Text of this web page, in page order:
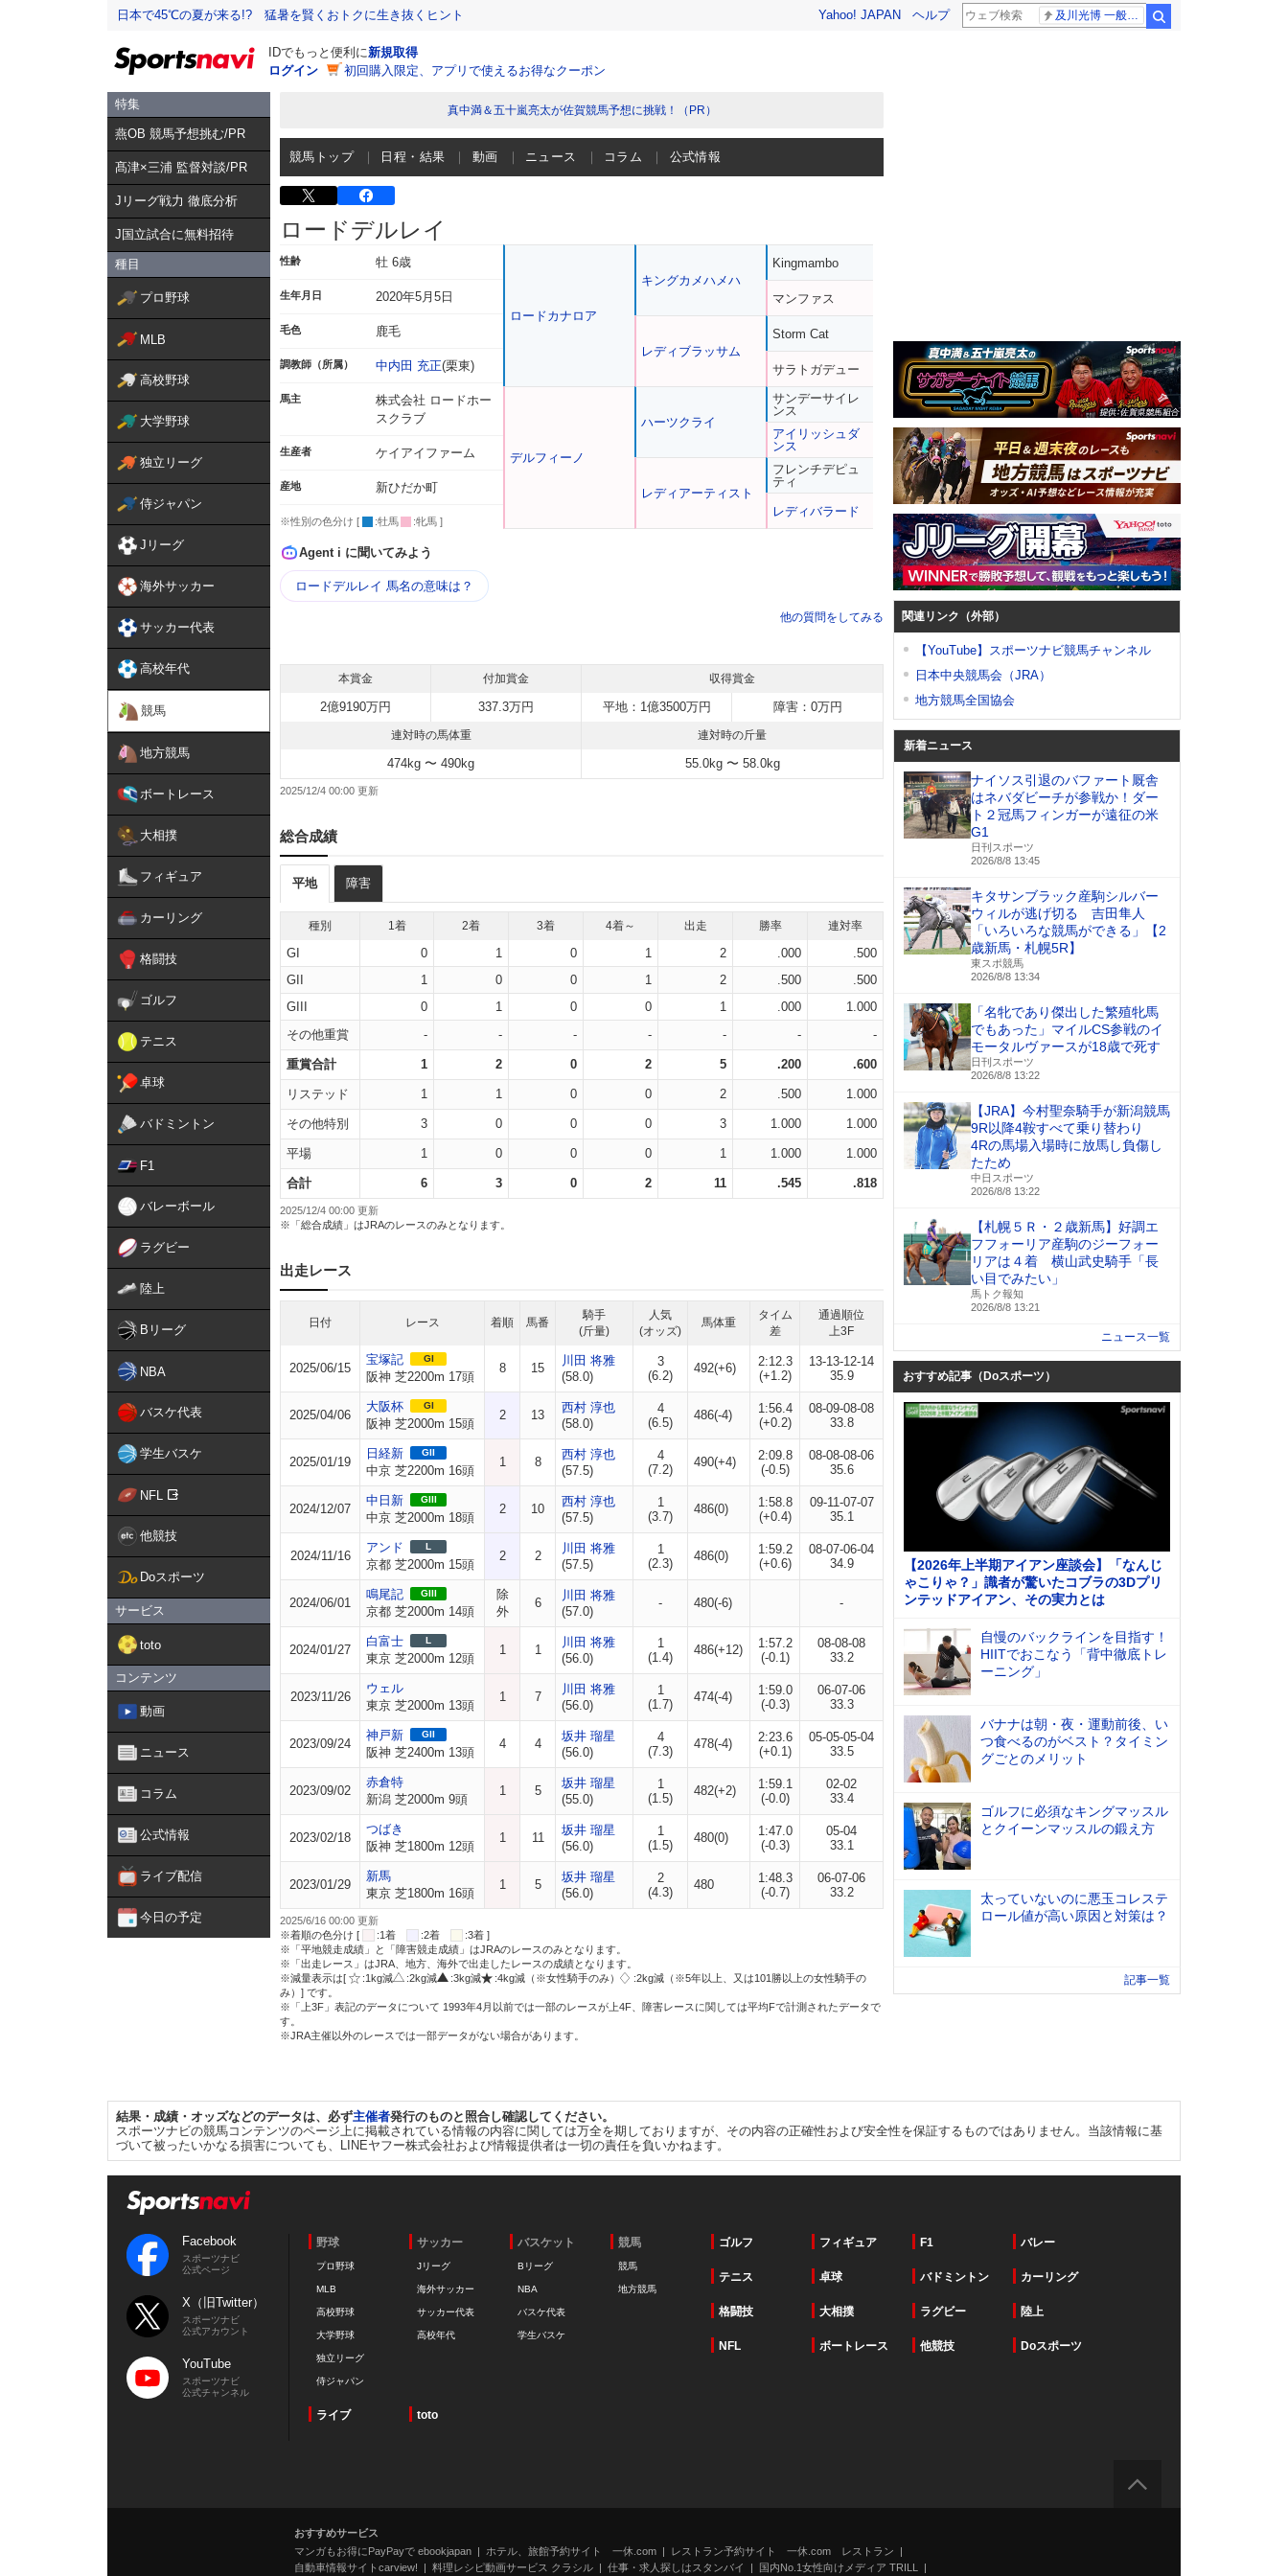
日本で45℃の夏が来る!? 猛暑を賢くおトクに生き抜くヒント Yahoo! JAPAN ヘルプ
IDでもっと便利に新規取得
ログイン
初回購入限定、アプリで使えるお得なクーポン
特集
燕OB 競馬予想挑む/PR
髙津×三浦 監督対談/PR
Jリーグ戦力 徹底分析
J国立試合に無料招待
種目
プロ野球
MLB
高校野球
大学野球
独立リーグ
侍ジャパン
Jリーグ
海外サッカー
サッカー代表
高校年代
競馬
地方競馬
ボートレース
大相撲
フィギュア
カーリング
格闘技
ゴルフ
テニス
卓球
バドミントン
F1
バレーボール
ラグビー
陸上
Bリーグ
NBA
バスケ代表
学生バスケ
NFL
他競技
Doスポーツ
サービス
toto
コンテンツ
動画
ニュース
コラム
公式情報
ライブ配信
今日の予定
真中満＆五十嵐亮太が佐賀競馬予想に挑戦！（PR）
競馬トップ 日程・結果 動画 ニュース コラム 公式情報
ロードデルレイ
性齢 牡 6歳
生年月日 2020年5月5日
毛色 鹿毛
調教師（所属） 中内田 充正(栗東)
馬主
株式会社 ロードホー
スクラブ
生産者 ケイアイファーム
産地 新ひだか町
※性別の色分け [ :牡馬 :牝馬 ]
ロードカナロア
デルフィーノ
キングカメハメハ
レディブラッサム
ハーツクライ
レディアーティスト
Kingmambo
マンファス
Storm Cat
サラトガデュー
サンデーサイレ
ンス
アイリッシュダ
ンス
フレンチデピュ
ティ
レディバラード
Agent i に聞いてみよう
ロードデルレイ 馬名の意味は？
他の質問をしてみる
本賞金 付加賞金 収得賞金
2億9190万円 337.3万円 平地：1億3500万円 障害：0万円
連対時の馬体重 連対時の斤量
474kg 〜 490kg 55.0kg 〜 58.0kg
2025/12/4 00:00
総合成績
平地 障害
種別 1着 2着 3着 4着～ 出走 勝率 連対率
GI 0 1 0 1 2 .000
.500
GII
1 0 0 1 2 .500
.500
GIII
0 1 0 0 1 .000
1.000
その他重賞
- - - - - - -
重賞合計 1 2 0 2 5 .200 .600
リステッド 1 1 0 0 2 .500 1.000
その他特別 3 0 0 0 3 1.000 1.000
平場 1 0 0 0 1 1.000 1.000
合計 6 3 0 2 11 .545 .818
2025/12/4 00:00 更新
※「総合成績」はJRAのレースのみとなります。
出走レース
日付 レース 着順 馬番
騎手
(斤量)
人気
(オッズ)
馬体重
タイム
差
通過順位
上3F
2025/06/15
宝塚記 GI
阪神 芝2200m 17頭
8 15
川田 将雅
(58.0)
3
(6.2)
492(+6)
2:12.3
(+1.2)
13-13-12-14
35.9
2025/04/06
大阪杯 GI
阪神 芝2000m 15頭
2 13
西村 淳也
(58.0)
4
(6.5)
486(-4)
1:56.4
(+0.2)
08-09-08-08
33.8
2025/01/19
日経新 GII
中京 芝2200m 16頭
1 8
西村 淳也
(57.5)
4
(7.2)
490(+4)
2:09.8
(-0.5)
08-08-08-06
35.6
2024/12/07
中日新 GIII
中京 芝2000m 18頭
2 10
西村 淳也
(57.5)
1
(3.7)
486(0)
1:58.8
(+0.4)
09-11-07-07
35.1
2024/11/16
アンド L
京都 芝2000m 15頭
2 2
川田 将雅
(57.5)
1
(2.3)
486(0)
1:59.2
(+0.6)
08-07-06-04
34.9
2024/06/01
鳴尾記 GIII
京都 芝2000m 14頭
除
外
6
川田 将雅
(57.0)
- 480(-6) -
2024/01/27
白富士 L
東京 芝2000m 12頭
1 1
川田 将雅
(56.0)
1
(1.4)
486(+12)
1:57.2
(-0.1)
08-08-08
33.2
2023/11/26
ウェル
東京 芝2000m 13頭
1 7
川田 将雅
(56.0)
1
(1.7)
474(-4)
1:59.0
(-0.3)
06-07-06
33.3
2023/09/24
神戸新 GII
阪神 芝2400m 13頭
4 4
坂井 瑠星
(56.0)
4
(7.3)
478(-4)
2:23.6
(+0.1)
05-05-05-04
33.5
2023/09/02
赤倉特
新潟 芝2000m 9頭
1 5
坂井 瑠星
(55.0)
1
(1.5)
482(+2)
1:59.1
(-0.0)
02-02
33.4
2023/02/18
つばき
阪神 芝1800m 12頭
1 11
坂井 瑠星
(56.0)
1
(1.5)
480(0)
1:47.0
(-0.3)
05-04
33.1
2023/01/29
新馬
東京 芝1800m 16頭
1 5
坂井 瑠星
(56.0)
2
(4.3)
480
1:48.3
(-0.7)
06-07-06
33.2
2025/6/16 00:00 更新
※着順の色分け [
:1着 :2着
:3着 ]
※「平地競走成績」と「障害競走成績」はJRAのレースのみとなります。
※「出走レース」はJRA、地方、海外で出走したレースの成績となります。
※減量表示は[
:1kg減 :2kg減 :3kg減 :4kg減（※女性騎手のみ）
:2kg減（※5年以上、又は101勝以上の女性騎手の
み）] です。
※「上3F」表記のデータについて 1993年4月以前では一部のレースが上4F、障害レースに関しては平均Fで計測されたデータで
す。
※JRA主催以外のレースでは一部データがない場合があります。
関連リンク（外部）
【YouTube】スポーツナビ競馬チャンネル
日本中央競馬会（JRA）
地方競馬全国協会
新着ニュース
ナイソス引退のバファート厩舎
はネバダビーチが参戦か！ダー
ト２冠馬フィンガーが遠征の米
G1
日刊スポーツ
2026/8/8 13:45
キタサンブラック産駒シルバー
ウィルが逃げ切る 吉田隼人
「いろいろな競馬ができる」【2
歳新馬・札幌5R】
東スポ競馬
2026/8/8 13:34
「名牝であり傑出した繁殖牝馬
でもあった」マイルCS参戦のイ
モータルヴァースが18歳で死す
日刊スポーツ
2026/8/8 13:22
【JRA】今村聖奈騎手が新潟競馬
9R以降4鞍すべて乗り替わり
4Rの馬場入場時に放馬し負傷し
たため
中日スポーツ
2026/8/8 13:22
【札幌５Ｒ・２歳新馬】好調エ
フフォーリア産駒のジーフォー
リアは４着 横山武史騎手「長
い目でみたい」
馬トク報知
2026/8/8 13:21
ニュース一覧
おすすめ記事（Doスポーツ）
【2026年上半期アイアン座談会】「なんじ
ゃこりゃ？」識者が驚いたコブラの3Dプリ
ンテッドアイアン、その実力とは
自慢のバックラインを目指す！
HIITでおこなう「背中徹底トレ
ーニング」
バナナは朝・夜・運動前後、い
つ食べるのがベスト？タイミン
グごとのメリット
ゴルフに必須なキングマッスル
とクイーンマッスルの鍛え方
太っていないのに悪玉コレステ
ロール値が高い原因と対策は？
記事一覧
結果・成績・オッズなどのデータは、必ず主催者発行のものと照合し確認してください。
スポーツナビの競馬コンテンツのページ上に掲載されている情報の内容に関しては万全を期しておりますが、その内容の正確性および安全性を保証するものではありません。当該情報に基
づいて被ったいかなる損害についても、LINEヤフー株式会社および情報提供者は一切の責任を負いかねます。
Facebook
スポーツナビ
公式ページ
X（旧Twitter）
スポーツナビ
公式アカウント
YouTube
スポーツナビ
公式チャンネル
野球
プロ野球
MLB
高校野球
大学野球
独立リーグ
侍ジャパン
サッカー
Jリーグ
海外サッカー
サッカー代表
高校年代
バスケット
Bリーグ
NBA
バスケ代表
学生バスケ
競馬
競馬
地方競馬
ゴルフ フィギュア F1 バレー
テニス 卓球 バドミントン カーリング
格闘技 大相撲 ラグビー 陸上
NFL ボートレース 他競技 Doスポーツ
ライブ toto
おすすめサービス
マンガもお得にPayPayで ebookjapan
ホテル、旅館予約サイト 一休.com
レストラン予約サイト 一休.com レストラン
自動車情報サイトcarview!
料理レシピ動画サービス クラシル 仕事・求人探しはスタンバイ 国内No.1女性向けメディア TRILL